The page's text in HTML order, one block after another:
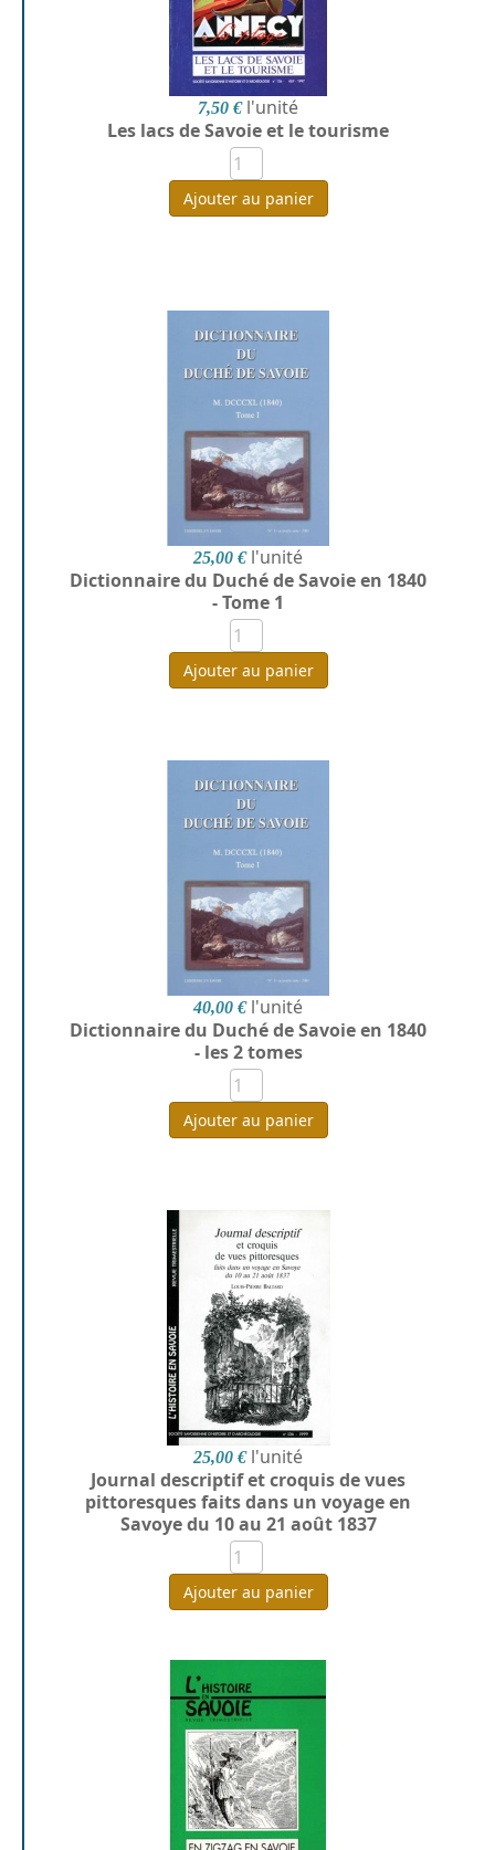
7,50 € l'unité
Les lacs de Savoie et le tourisme
Ajouter au panier
25,00 € l'unité
Dictionnaire du Duché de Savoie en 1840
- Tome 1
Ajouter au panier
40,00 € l'unité
Dictionnaire du Duché de Savoie en 1840
- les 2 tomes
Ajouter au panier
25,00 € l'unité
Journal descriptif et croquis de vues
pittoresques faits dans un voyage en
Savoye du 10 au 21 août 1837
Ajouter au panier